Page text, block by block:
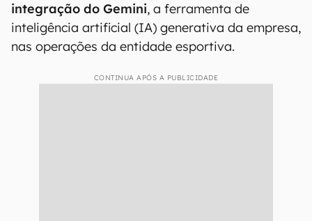
integração do Gemini, a ferramenta de
inteligência artificial (IA) generativa da empresa,
nas operações da entidade esportiva.
CONTINUA APÓS A PUBLICIDADE